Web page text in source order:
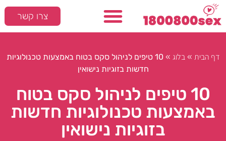
צרו קשר
דף הבית »בלוג »
10 טיפים לניהול סקס בטוח באמצעות טכנולוגיות
חדשות בזוגיות נישואין
10 טיפים לניהול סקס בטוח
באמצעות טכנולוגיות חדשות
בזוגיות נישואין